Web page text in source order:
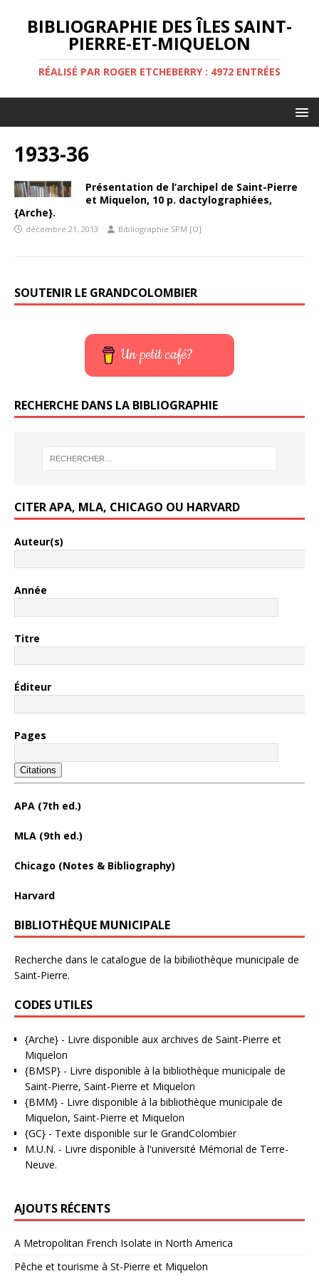
BIBLIOGRAPHIE DES ÎLES SAINT-
PIERRE-ET-MIQUELON
RÉALISÉ PAR ROGER ETCHEBERRY : 4972 ENTRÉES
1933-36
Présentation de l’archipel de Saint-Pierre
et Miquelon, 10 p. dactylographiées,
{Arche}.
décembre 21, 2013 Bibliographie SPM [O]
SOUTENIR LE GRANDCOLOMBIER
Un petit café?
RECHERCHE DANS LA BIBLIOGRAPHIE
CITER APA, MLA, CHICAGO OU HARVARD
Auteur(s)
Année
Titre
Éditeur
Pages
Citations
APA (7th ed.)
MLA (9th ed.)
Chicago (Notes & Bibliography)
Harvard
BIBLIOTHÈQUE MUNICIPALE
Recherche dans le catalogue de la bibiliothèque municipale de
Saint-Pierre.
CODES UTILES
{Arche} - Livre disponible aux archives de Saint-Pierre et
Miquelon
{BMSP} - Livre disponible à la bibliothèque municipale de
Saint-Pierre, Saint-Pierre et Miquelon
{BMM} - Livre disponible à la bibliothèque municipale de
Miquelon, Saint-Pierre et Miquelon
{GC} - Texte disponible sur le GrandColombier
M.U.N. - Livre disponible à l'université Mémorial de Terre-
Neuve.
AJOUTS RÉCENTS
A Metropolitan French Isolate in North America
Pêche et tourisme à St-Pierre et Miquelon